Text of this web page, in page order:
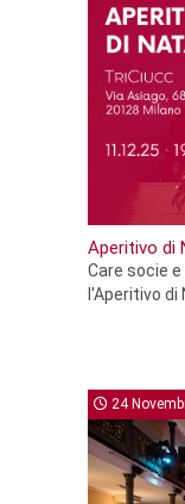
Aperitivo di
Care socie
l'Aperitivo di
24